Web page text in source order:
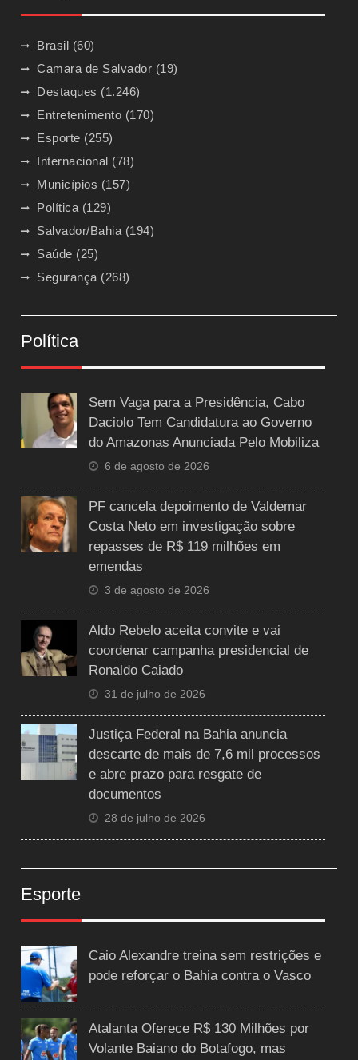
Brasil (60)
Camara de Salvador (19)
Destaques (1.246)
Entretenimento (170)
Esporte (255)
Internacional (78)
Municípios (157)
Política (129)
Salvador/Bahia (194)
Saúde (25)
Segurança (268)
Política
Sem Vaga para a Presidência, Cabo
Daciolo Tem Candidatura ao Governo
do Amazonas Anunciada Pelo Mobiliza
6 de agosto de 2026
PF cancela depoimento de Valdemar
Costa Neto em investigação sobre
repasses de R$ 119 milhões em
emendas
3 de agosto de 2026
Aldo Rebelo aceita convite e vai
coordenar campanha presidencial de
Ronaldo Caiado
31 de julho de 2026
Justiça Federal na Bahia anuncia
descarte de mais de 7,6 mil processos
e abre prazo para resgate de
documentos
28 de julho de 2026
Esporte
Caio Alexandre treina sem restrições e
pode reforçar o Bahia contra o Vasco
Atalanta Oferece R$ 130 Milhões por
Volante Baiano do Botafogo, mas